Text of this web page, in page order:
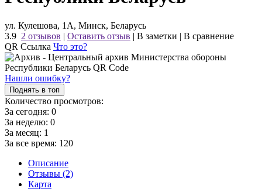
ул. Кулешова, 1А, Минск, Беларусь
3.9 2 отзывов | Оставить отзыв | В заметки | В сравнение
QR Ссылка Что это?
Нашли ошибку?
Поднять в топ
Количество просмотров:
За сегодня: 0
За неделю: 0
За месяц: 1
За все время: 120
Описание
Отзывы (2)
Карта